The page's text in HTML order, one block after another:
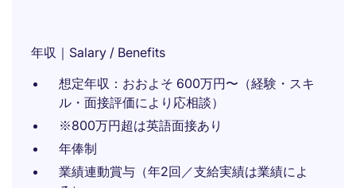
年収｜Salary / Benefits
想定年収：おおよそ 600万円〜（経験・スキ
ル・面接評価により応相談）
※800万円超は英語面接あり
年俸制
業績連動賞与（年2回／支給実績は業績によ